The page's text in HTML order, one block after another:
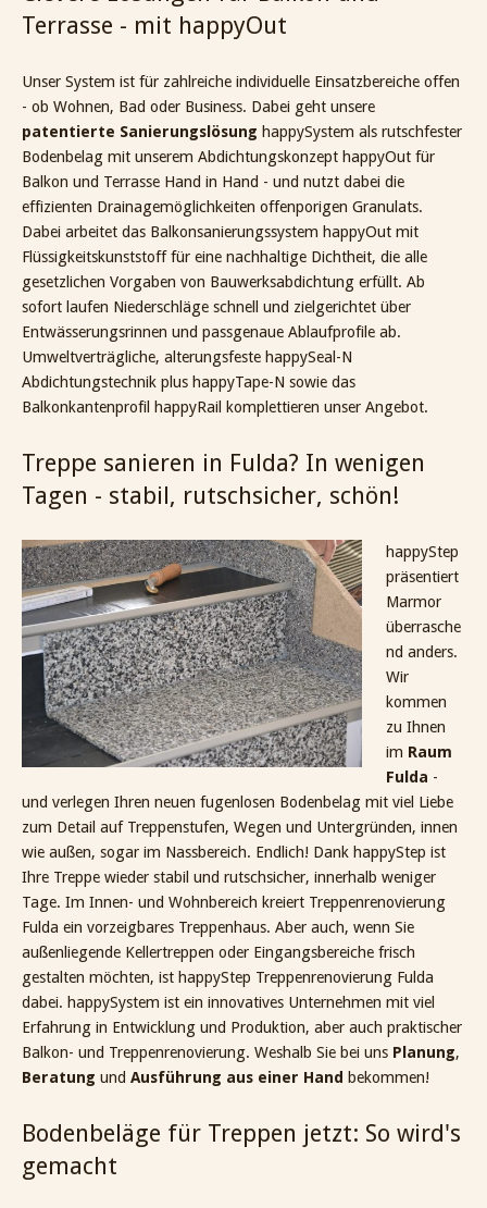
Terrasse - mit happyOut
Unser System ist für zahlreiche individuelle Einsatzbereiche offen
- ob Wohnen, Bad oder Business. Dabei geht unsere
patentierte Sanierungslösung happySystem als rutschfester
Bodenbelag mit unserem Abdichtungskonzept happyOut für
Balkon und Terrasse Hand in Hand - und nutzt dabei die
effizienten Drainagemöglichkeiten offenporigen Granulats.
Dabei arbeitet das Balkonsanierungssystem happyOut mit
Flüssigkeitskunststoff für eine nachhaltige Dichtheit, die alle
gesetzlichen Vorgaben von Bauwerksabdichtung erfüllt. Ab
sofort laufen Niederschläge schnell und zielgerichtet über
Entwässerungsrinnen und passgenaue Ablaufprofile ab.
Umweltverträgliche, alterungsfeste happySeal-N
Abdichtungstechnik plus happyTape-N sowie das
Balkonkantenprofil happyRail komplettieren unser Angebot.
Treppe sanieren in Fulda? In wenigen
Tagen - stabil, rutschsicher, schön!
happyStep
präsentiert
Marmor
überrasche
nd anders.
Wir
kommen
zu Ihnen
im Raum
Fulda -
und verlegen Ihren neuen fugenlosen Bodenbelag mit viel Liebe
zum Detail auf Treppenstufen, Wegen und Untergründen, innen
wie außen, sogar im Nassbereich. Endlich! Dank happyStep ist
Ihre Treppe wieder stabil und rutschsicher, innerhalb weniger
Tage. Im Innen- und Wohnbereich kreiert Treppenrenovierung
Fulda ein vorzeigbares Treppenhaus. Aber auch, wenn Sie
außenliegende Kellertreppen oder Eingangsbereiche frisch
gestalten möchten, ist happyStep Treppenrenovierung Fulda
dabei. happySystem ist ein innovatives Unternehmen mit viel
Erfahrung in Entwicklung und Produktion, aber auch praktischer
Balkon- und Treppenrenovierung. Weshalb Sie bei uns Planung,
Beratung und Ausführung aus einer Hand bekommen!
Bodenbeläge für Treppen jetzt: So wird's
gemacht